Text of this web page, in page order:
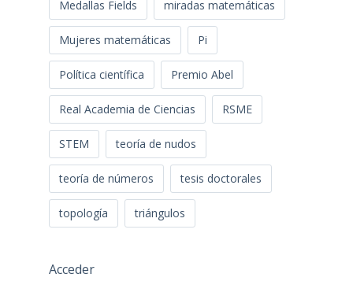
Medallas Fields miradas matemáticas
Mujeres matemáticas Pi
Política científica Premio Abel
Real Academia de Ciencias RSME
STEM teoría de nudos
teoría de números tesis doctorales
topología triángulos
Acceder